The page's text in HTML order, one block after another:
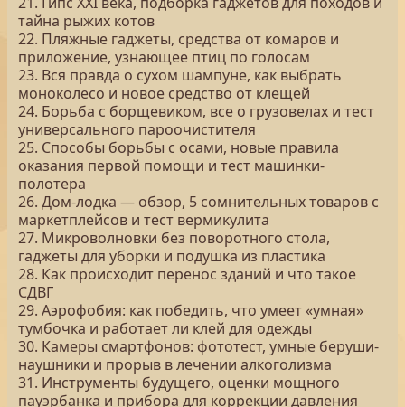
тайна рыжих котов
22. Пляжные гаджеты, средства от комаров и
приложение, узнающее птиц по голосам
23. Вся правда о сухом шампуне, как выбрать
моноколесо и новое средство от клещей
24. Борьба с борщевиком, все о грузовелах и тест
универсального пароочистителя
25. Способы борьбы с осами, новые правила
оказания первой помощи и тест машинки-
полотера
26. Дом-лодка — обзор, 5 сомнительных товаров с
маркетплейсов и тест вермикулита
27. Микроволновки без поворотного стола,
гаджеты для уборки и подушка из пластика
28. Как происходит перенос зданий и что такое
СДВГ
29. Аэрофобия: как победить, что умеет «умная»
тумбочка и работает ли клей для одежды
30. Камеры смартфонов: фототест, умные беруши-
наушники и прорыв в лечении алкоголизма
31. Инструменты будущего, оценки мощного
пауэрбанка и прибора для коррекции давления